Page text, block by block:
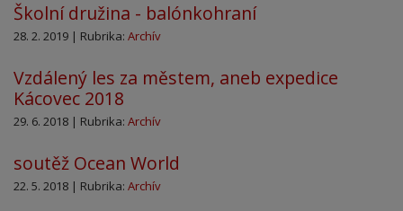
Školní družina - balónkohraní
28. 2. 2019 | Rubrika: Archív
Vzdálený les za městem, aneb expedice
Kácovec 2018
29. 6. 2018 | Rubrika: Archív
soutěž Ocean World
22. 5. 2018 | Rubrika: Archív